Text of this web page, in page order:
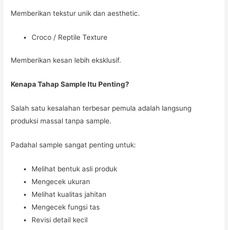
Memberikan tekstur unik dan aesthetic.
Croco / Reptile Texture
Memberikan kesan lebih eksklusif.
Kenapa Tahap Sample Itu Penting?
Salah satu kesalahan terbesar pemula adalah langsung
produksi massal tanpa sample.
Padahal sample sangat penting untuk:
Melihat bentuk asli produk
Mengecek ukuran
Melihat kualitas jahitan
Mengecek fungsi tas
Revisi detail kecil